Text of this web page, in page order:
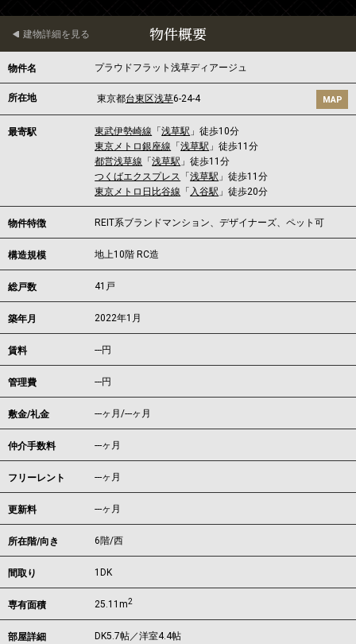
物件概要
建物詳細を見る
物件名 プラウドフラット浅草ディアージュ
所在地 東京都台東区浅草6-24-4 MAP
最寄駅 東武伊勢崎線 「浅草駅 」徒歩10分
東京メトロ銀座線 「浅草駅 」徒歩11分
都営浅草線 「浅草駅 」徒歩11分
つくばエクスプレス 「浅草駅 」徒歩11分
東京メトロ日比谷線 「 入谷駅 」徒歩20分
物件特徴 REIT系ブランドマンション、デザイナーズ、ペット可
構造規模 地上10階 RC造
総戸数 41戸
築年月 2022年1月
賃料 ---円
管理費 ---円
敷金/礼金 ---ヶ月/---ヶ月
仲介手数料 ---ヶ月
フリーレント ---ヶ月
更新料 ---ヶ月
所在階/向き 6階/西
間取り 1DK
専有面積 25.11m2
部屋詳細 DK5.7帖／洋室4.4帖